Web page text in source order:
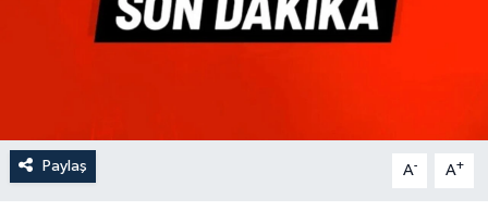
Paylaş A- A+
Otomobil